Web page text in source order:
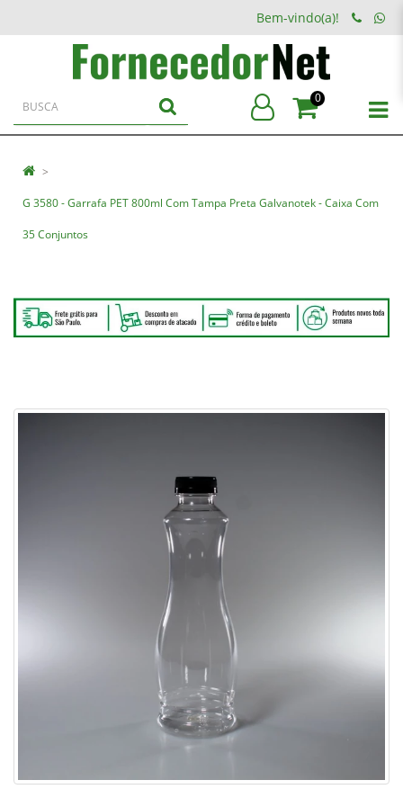
Bem-vindo(a)!
0
G 3580 - Garrafa PET 800ml Com Tampa Preta Galvanotek - Caixa Com
35 Conjuntos